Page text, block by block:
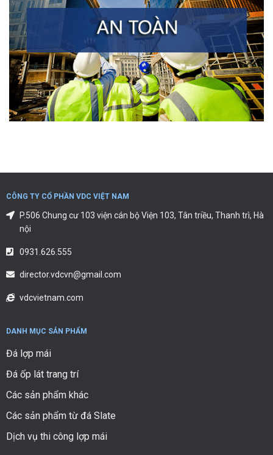
CÔNG TY CỔ PHẦN VDC VIỆT NAM
P.506 Chung cư 103 viện cán bộ Viện 103, Tân triều, Thanh trì, Hà
nội
0931.626.555
director.vdcvn@gmail.com
vdcvietnam.com
DANH MỤC SẢN PHẨM
Đá lợp mái
Đá ốp lát trang trí
Các sản phẩm khác
Các sản phẩm từ đá Slate
Dịch vụ thi công lợp mái